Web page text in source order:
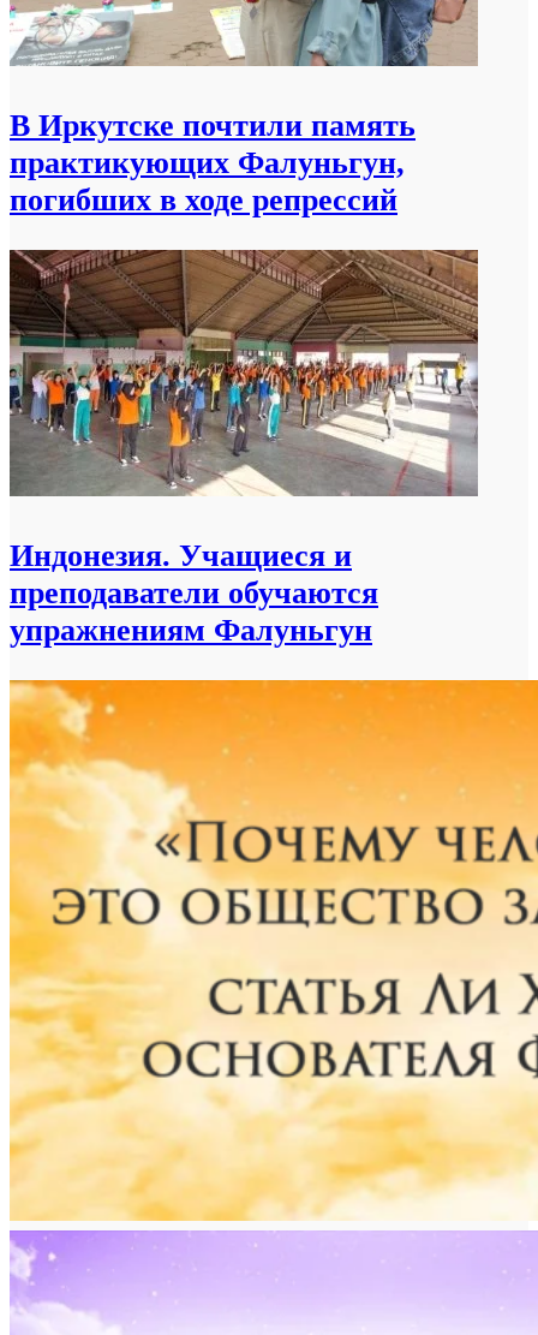
В Иркутске почтили память
практикующих Фалуньгун,
погибших в ходе репрессий
Индонезия. Учащиеся и
преподаватели обучаются
упражнениям Фалуньгун